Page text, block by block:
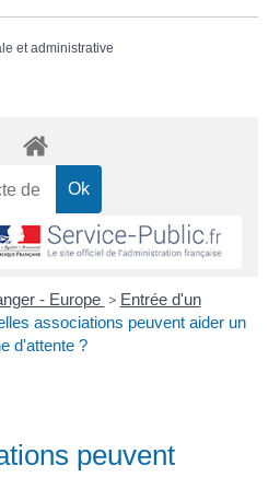
et administrative
- Europe > Entrée d'un
associations peuvent aider un
d'attente ?
peuvent